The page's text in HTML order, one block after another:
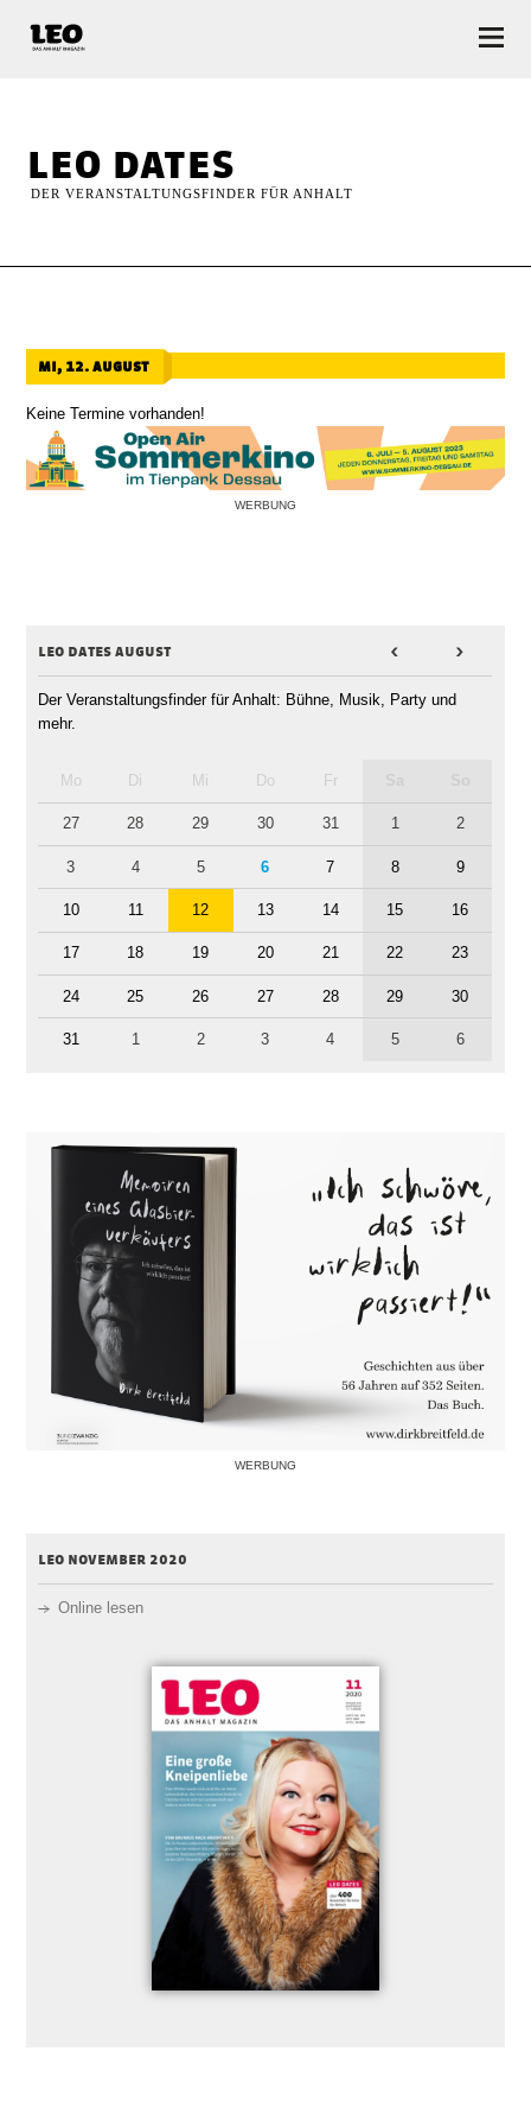
leo dates
DER VERANSTALTUNGSFINDER FÜR ANHALT
mi, 12. august
Keine Termine vorhanden!
WERBUNG
leo dates august < >
Der Veranstaltungsfinder für Anhalt: Bühne, Musik, Party und
mehr.
Mo Di Mi Do Fr
27 28 29 30 31 1 2
3 4 5 6 7 8 9
10 11 12 13 14 15 16
17 18 19 20 21 22 23
24 25 26 27 28 29 30
31 1 2 3 4 5 6
WERBUNG
leo november 2020
Online lesen